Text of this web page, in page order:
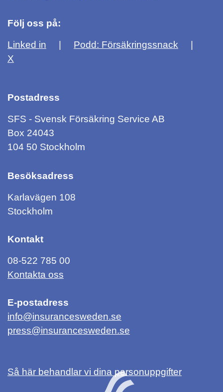
Följ oss på:
Linked in
Podd: Försäkringssnack
X
Postadress
SFS - Svensk Försäkring Service AB
Box 24043
104 50 Stockholm
Besöksadress
Karlavägen 108
Stockholm
Kontakt
08-522 785 00
Kontakta oss
E-postadress
info@insurancesweden.se
press@insurancesweden.se
Så här behandlar vi dina personuppgifter